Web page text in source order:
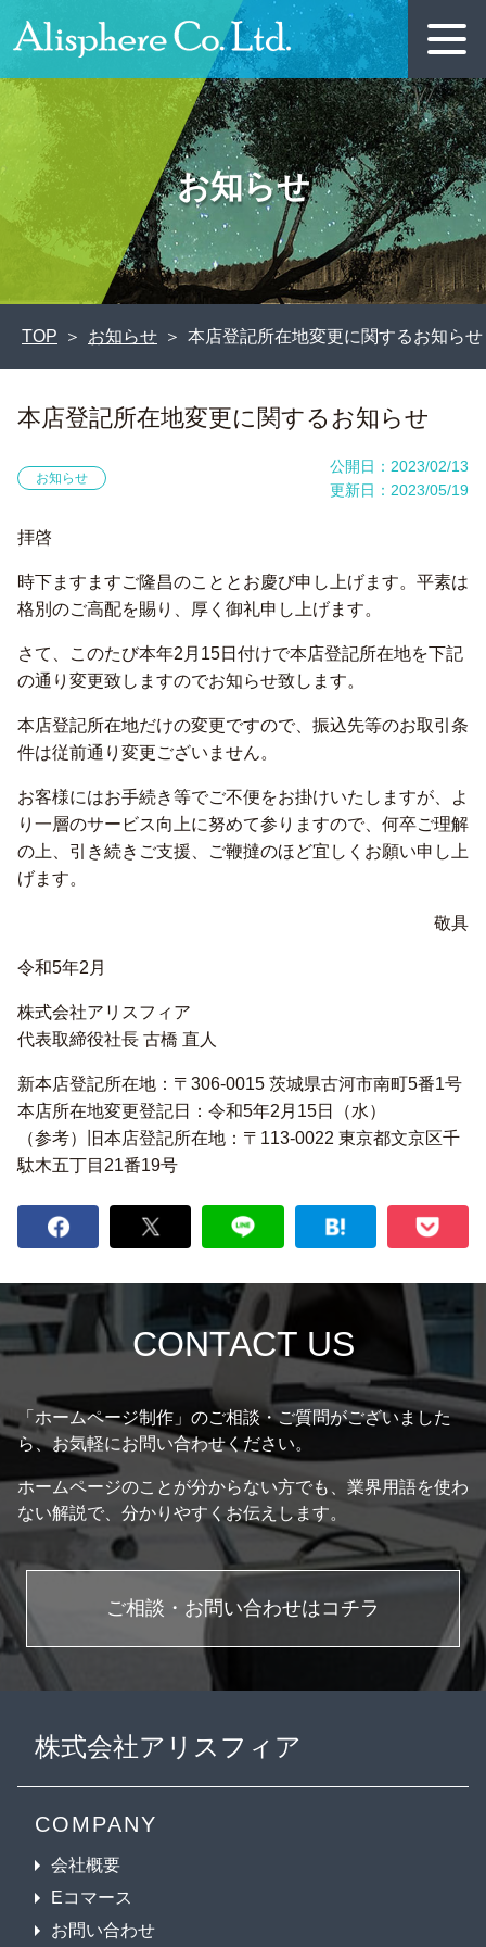
お知らせ
TOP お知らせ 本店登記所在地変更に関するお知らせ
本店登記所在地変更に関するお知らせ
お知らせ
公開日：2023/02/13
更新日：2023/05/19
拝啓
時下ますますご隆昌のこととお慶び申し上げます。平素は
格別のご高配を賜り、厚く御礼申し上げます。
さて、このたび本年2月15日付けで本店登記所在地を下記
の通り変更致しますのでお知らせ致します。
本店登記所在地だけの変更ですので、振込先等のお取引条
件は従前通り変更ございません。
お客様にはお手続き等でご不便をお掛けいたしますが、よ
り一層のサービス向上に努めて参りますので、何卒ご理解
の上、引き続きご支援、ご鞭撻のほど宜しくお願い申し上
げます。
敬具
令和5年2月
株式会社アリスフィア
代表取締役社長 古橋 直人
新本店登記所在地：〒306-0015 茨城県古河市南町5番1号
本店所在地変更登記日：令和5年2月15日（水）
（参考）旧本店登記所在地：〒113-0022 東京都文京区千
駄木五丁目21番19号
CONTACT US
「ホームページ制作」のご相談・ご質問がございました
ら、お気軽にお問い合わせください。
ホームページのことが分からない方でも、業界用語を使わ
ない解説で、分かりやすくお伝えします。
ご相談・お問い合わせはコチラ
株式会社アリスフィア
COMPANY
会社概要
Eコマース
お問い合わせ